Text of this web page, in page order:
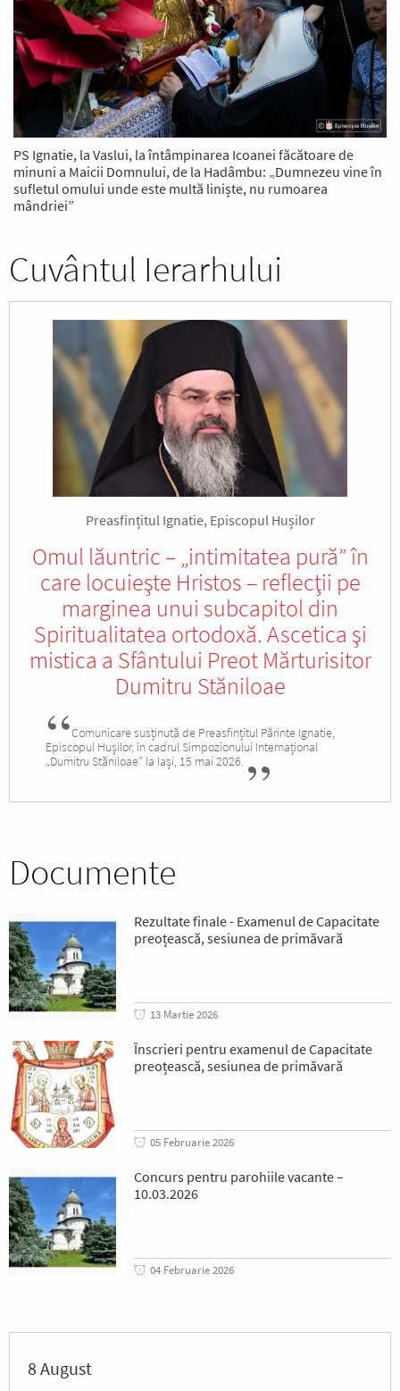
PS Ignatie, la Vaslui, la întâmpinarea Icoanei făcătoare de
minuni a Maicii Domnului, de la Hadâmbu: „Dumnezeu vine în
sufletul omului unde este multă liniște, nu rumoarea
mândriei”
Cuvântul Ierarhului
Preasfințitul Ignatie, Episcopul Hușilor
Omul lăuntric – „intimitatea pură” în
care locuieşte Hristos – reflecţii pe
marginea unui subcapitol din
Spiritualitatea ortodoxă. Ascetica şi
mistica a Sfântului Preot Mărturisitor
Dumitru Stăniloae
Comunicare susținută de Preasfințitul Părinte Ignatie,
Episcopul Hușilor, în cadrul Simpozionului Internațional
„Dumitru Stăniloae” la Iași, 15 mai 2026.
Documente
Rezultate finale - Examenul de Capacitate
preoțească, sesiunea de primăvară
13 Martie 2026
Înscrieri pentru examenul de Capacitate
preoțească, sesiunea de primăvară
05 Februarie 2026
Concurs pentru parohiile vacante –
10.03.2026
04 Februarie 2026
8 August